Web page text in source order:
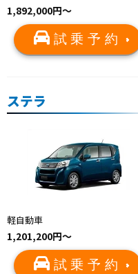
1,892,000円～
試乗予約
ステラ
軽自動車
1,201,200円～
試乗予約